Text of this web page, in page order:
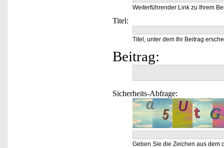
Weiterführender Link zu Ihrem
Titel:
Titel, unter dem Ihr Beitrag
Beitrag:
Sicherheits-Abfrage:
Geben Sie die Zeichen aus dem